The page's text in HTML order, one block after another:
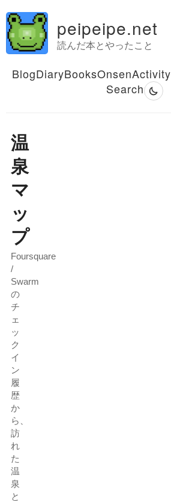
peipeipe.net
読んだ本とやったこと
BlogDiaryBooksOnsenActivity
Search
温
泉
マ
ッ
プ
Foursquare
/
Swarm
の
チ
ェ
ッ
ク
イ
ン
履
歴
か
ら、
訪
れ
た
温
泉
と